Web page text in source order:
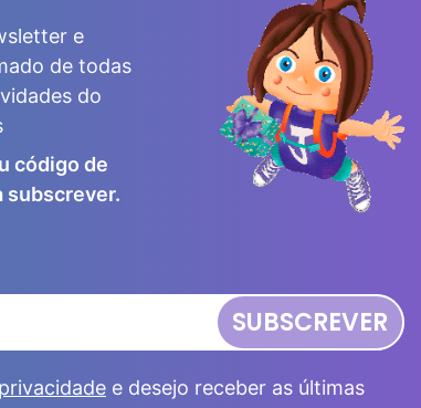
e
de todas
do
código de
subscrever.
SUBSCREVER
e desejo receber as últimas